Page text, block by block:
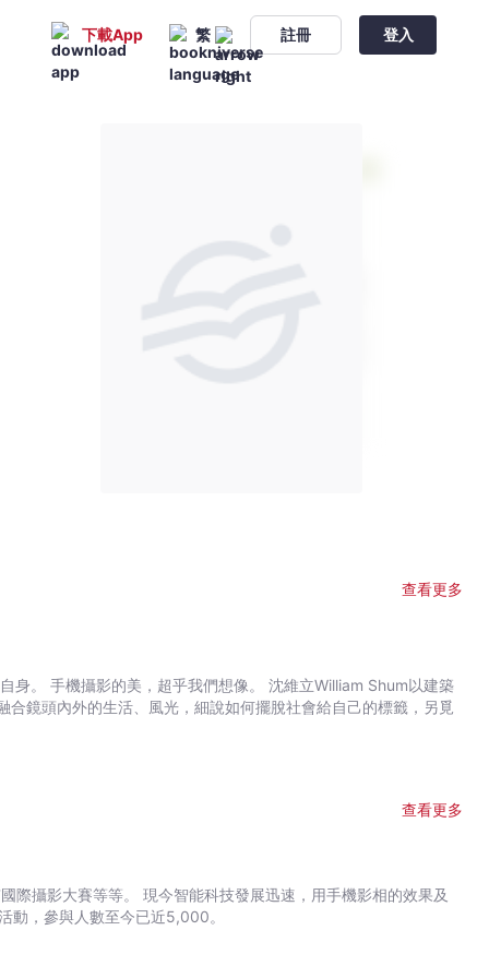
下載App 繁 註冊 登入
查看更多
乎我們想像。 沈維立William Shum以建築
鏡頭內外的生活、風光，細說如何擺脫社會給自己的標籤，另覓
查看更多
，用手機影相的效果及
動，參與人數至今已近5,000。